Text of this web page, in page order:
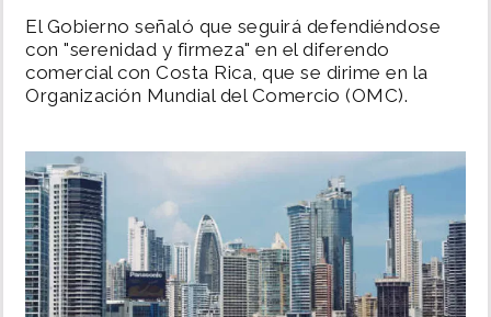
POLÍTICA
DEPORTES
MUNDO
INSÓLITAS
El Gobierno señaló que seguirá defendiéndose
con "serenidad y firmeza" en el diferendo
comercial con Costa Rica, que se dirime en la
Organización Mundial del Comercio (OMC).